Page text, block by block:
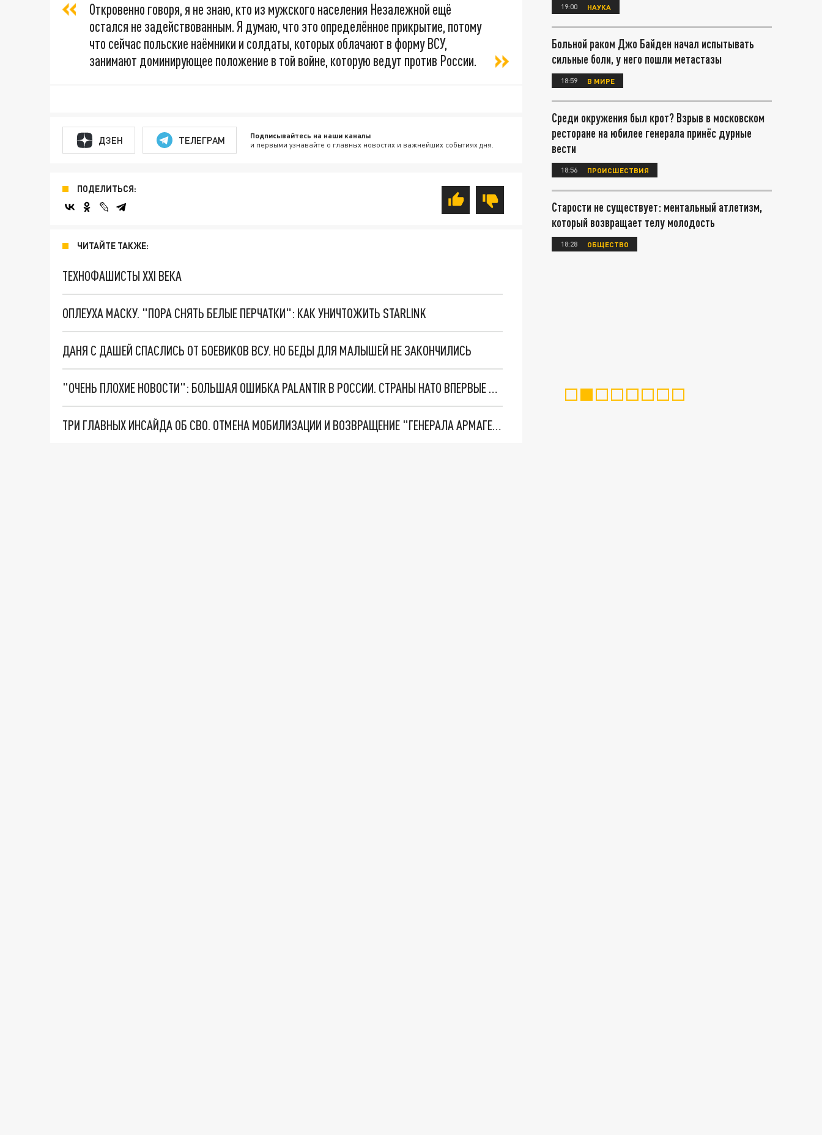
Откровенно говоря, я не знаю, кто из мужского населения Незалежной ещё
остался не задействованным. Я думаю, что это определённое прикрытие, потому
что сейчас польские наёмники и солдаты, которых облачают в форму ВСУ,
занимают доминирующее положение в той войне, которую ведут против России.
ДЗЕН ТЕЛЕГРАМ Подписывайтесь на наши каналы
и первыми узнавайте о главных новостях и важнейших событиях дня.
ПОДЕЛИТЬСЯ:
ЧИТАЙТЕ ТАКЖЕ:
ТЕХНОФАШИСТЫ XXI ВЕКА
ОПЛЕУХА МАСКУ. "ПОРА СНЯТЬ БЕЛЫЕ ПЕРЧАТКИ": КАК УНИЧТОЖИТЬ STARLINK
ДАНЯ С ДАШЕЙ СПАСЛИСЬ ОТ БОЕВИКОВ ВСУ. НО БЕДЫ ДЛЯ МАЛЫШЕЙ НЕ ЗАКОНЧИЛИСЬ
"ОЧЕНЬ ПЛОХИЕ НОВОСТИ": БОЛЬШАЯ ОШИБКА PALANTIR В РОССИИ. СТРАНЫ НАТО ВПЕРВЫЕ ЗА СВО ОСТАНОВИЛИ ПОСТАВКИ ОРУЖИЯ. ВСУ ТЕРЯЮТ ПРИГРАНИЧЬЕ?
ТРИ ГЛАВНЫХ ИНСАЙДА ОБ СВО. ОТМЕНА МОБИЛИЗАЦИИ И ВОЗВРАЩЕНИЕ "ГЕНЕРАЛА АРМАГЕДДОНА"? ОТЛИЧНЫЕ НОВОСТИ, КОТОРЫЕ ЖДАЛИ ВСЕ
19:00 НАУКА
Больной раком Джо Байден начал испытывать
сильные боли, у него пошли метастазы
18:59 В МИРЕ
Среди окружения был крот? Взрыв в московском
ресторане на юбилее генерала принёс дурные
вести
18:56 ПРОИСШЕСТВИЯ
Старости не существует: ментальный атлетизм,
который возвращает телу молодость
18:28 ОБЩЕСТВО